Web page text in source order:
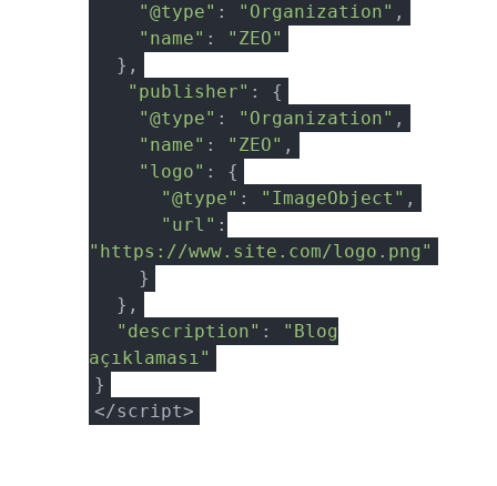
"@type" : "Organization" ,
"name" :
"ZEO"
},
"publisher" : {
"@type" : "Organization" ,
"name" : "ZEO" ,
"logo" : {
"@type" : "ImageObject" ,
"url" :
"https://www.site.com/logo.png"
}
},
"description" :
"Blog
açıklaması"
}
</script>